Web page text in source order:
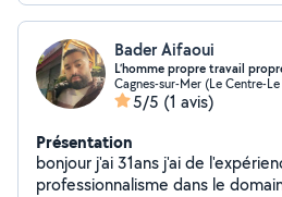
Bader Aifaoui
L’homme propre travail
Cagnes-sur-Mer (Le Centre-
5/5 (1 avis)
Présentation
bonjour j'ai 31ans j'ai de l'expérience et du
professionnalisme dans le